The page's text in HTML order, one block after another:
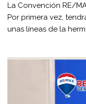
La Convención RE/
Por primera vez,
unas líneas de la